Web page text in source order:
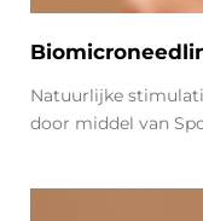
Natuurlijke
door middel van